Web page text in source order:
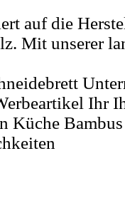
auf die
Mit unserer
Ihr
Küche Bambus